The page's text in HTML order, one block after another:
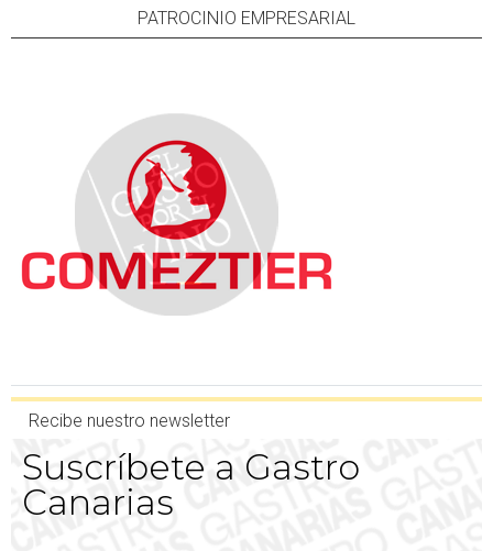
PATROCINIO EMPRESARIAL
Recibe nuestro newsletter
Suscríbete a Gastro
Canarias